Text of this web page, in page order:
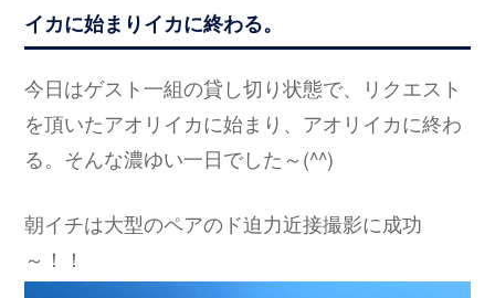
イカに始まりイカに終わる。
今日はゲスト一組の貸し切り状態で、リクエスト
を頂いたアオリイカに始まり、アオリイカに終わ
る。そんな濃ゆい一日でした～(^^)
朝イチは大型のペアのド迫力近接撮影に成功
～！！